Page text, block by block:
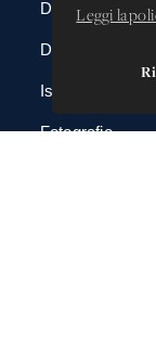
Leggi la
DBContest
DBDrive
Iscrizioni
Fotografie